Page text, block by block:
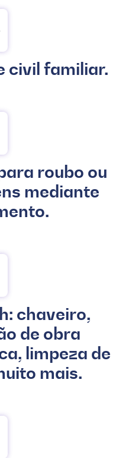
civil familiar.
roubo ou
mediante
chaveiro,
de obra
limpeza de
mais.